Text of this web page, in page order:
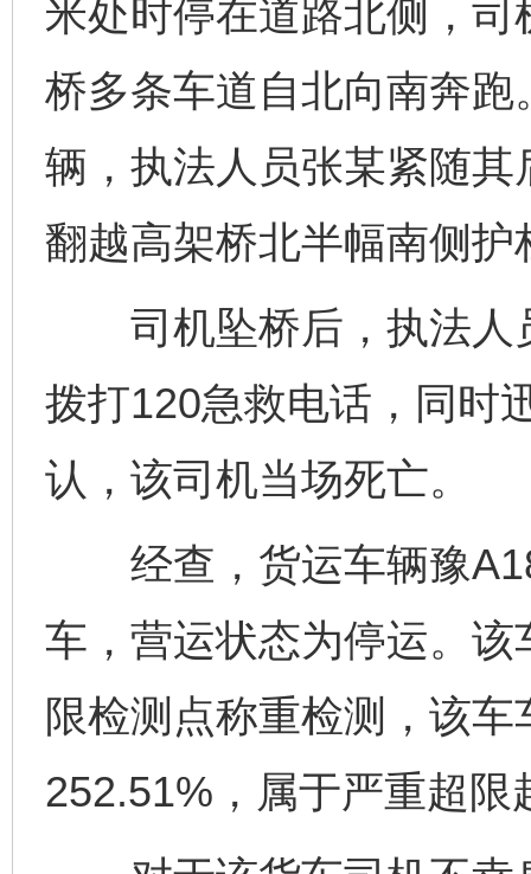
米处时停在道路北侧，
桥多条车道自北向南奔
辆，执法人员张某紧随
翻越高架桥北半幅南侧
司机坠桥后，执法人
拨打120急救电话，同时
认，该司机当场死亡。
经查，货运车辆豫
车，营运状态为停运。
限检测点称重检测，该
252.51%，属于严重超限